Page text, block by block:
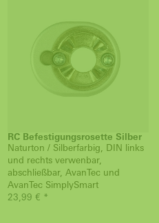
RC Befestigungsrosette Silber
Naturton / Silberfarbig, DIN links
und rechts verwenbar,
abschließbar, AvanTec und
AvanTec SimplySmart
23,99 € *